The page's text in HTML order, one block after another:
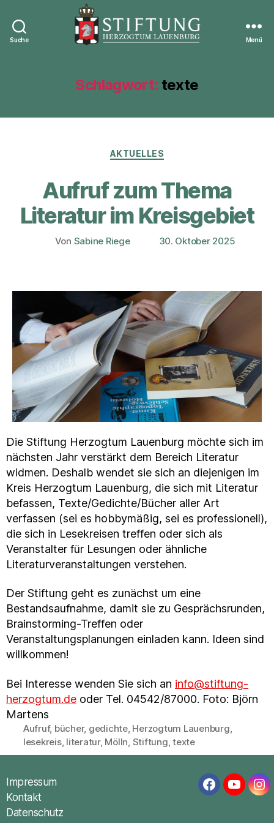
Suche
Lauenburg
Menü
Schlagwort: texte
Kategorien
AKTUELLES
Aufruf zum Thema
Literatur im Kreisgebiet
Beitragsautor
Von Sabine Riege Veröffentlichungsdatum
30. Oktober 2025
Die Stiftung Herzogtum Lauenburg möchte sich im
nächsten Jahr verstärkt dem Bereich Literatur
widmen. Deshalb wendet sie sich an diejenigen im
Kreis Herzogtum Lauenburg, die sich mit Literatur
befassen, Texte/Gedichte/Bücher aller Art
verfassen (sei es hobbymäßig, sei es professionell),
die sich in Lesekreisen treffen oder sich als
Veranstalter für Lesungen oder ähnliche
Literaturveranstaltungen verstehen.
Der Stiftung geht es zunächst um eine
Bestandsaufnahme, damit sie zu Gesprächsrunden,
Brainstorming-Treffen oder
Veranstaltungsplanungen einladen kann. Ideen sind
willkommen!
Bei Interesse wenden Sie sich an info@stiftung-
herzogtum.de oder Tel. 04542/87000. Foto: Björn
Martens
Schlagwörter
Aufruf, bücher, gedichte, Herzogtum Lauenburg
lesekreis, literatur, Mölln Stiftung ,texte
Impressum
Kontakt
Datenschutz
Facebook